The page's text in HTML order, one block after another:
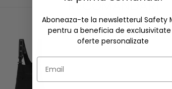
RECOMANDARI
Aboneaza-te la newsletterul Safety
pentru a beneficia de exclusivitate
oferte personalizate